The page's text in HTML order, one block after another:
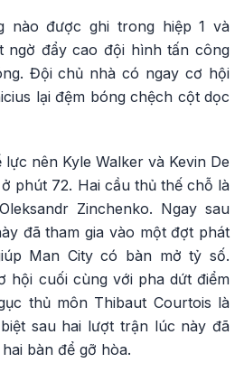
nào được ghi trong hiệp 1 và
ngờ đẩy cao đội hình tấn công
Đội chủ nhà có ngay cơ hội
lại đệm bóng chệch cột dọc
nên Kyle Walker và Kevin De
phút 72. Hai cầu thủ thế chỗ là
Zinchenko. Ngay sau
đã tham gia vào một đợt phát
Man City có bàn mở tỷ số.
hội cuối cùng với pha dứt điểm
thủ môn Thibaut Courtois là
sau hai lượt trận lúc này đã
bàn để gỡ hòa.